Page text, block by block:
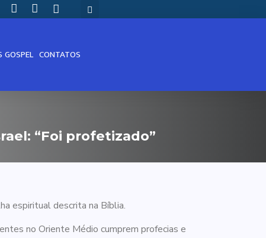
GOSPEL CONTATOS
“Foi profetizado”
espiritual descrita na Bíblia.
no Oriente Médio cumprem profecias e